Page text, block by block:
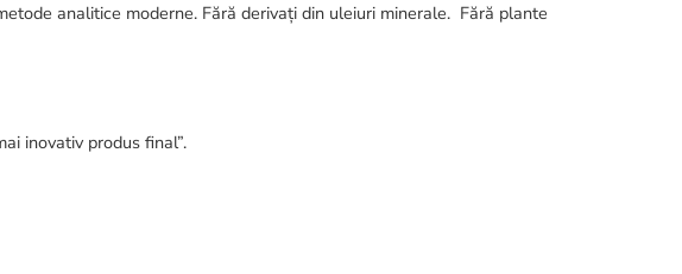
analitice moderne. Fără derivați din uleiuri minerale. Fără plante
inovativ produs final”.